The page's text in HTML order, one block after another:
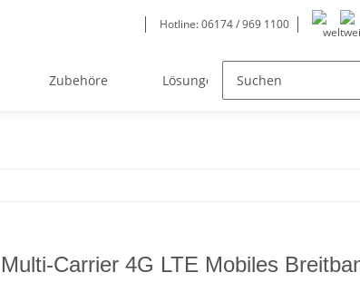
Hotline: 06174 / 969 1100
Zubehöre Lösungen Service
Multi-Carrier 4G LTE Mobiles